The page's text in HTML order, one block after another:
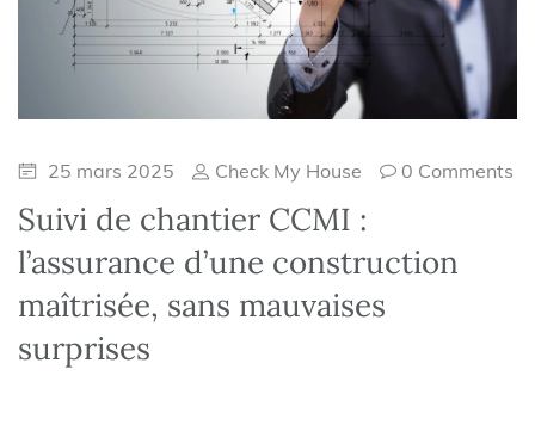
25 mars 2025 Check My House 0 Comments
Suivi de chantier CCMI :
l’assurance d’une construction
maîtrisée, sans mauvaises
surprises